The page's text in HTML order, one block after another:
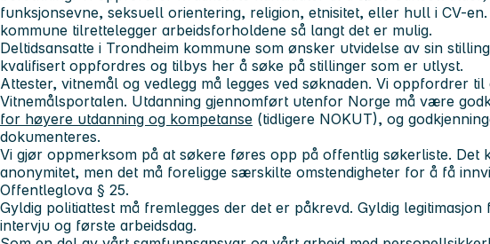
funksjonsevne, seksuell orientering, religion, etnisitet, eller hull i CV-
kommune tilrettelegger arbeidsforholdene så langt det er mulig.
Deltidsansatte i Trondheim kommune som ønsker utvidelse av sin
kvalifisert oppfordres og tilbys her å søke på stillinger som er utlyst.
Attester, vitnemål og vedlegg må legges ved søknaden. Vi oppfordrer til
Vitnemålsportalen. Utdanning gjennomført utenfor Norge må være
for høyere utdanning og kompetanse (tidligere NOKUT), og
dokumenteres.
Vi gjør oppmerksom på at søkere føres opp på offentlig søkerliste. Det
anonymitet, men det må foreligge særskilte omstendigheter for å få
Offentleglova § 25.
Gyldig politiattest må fremlegges der det er påkrevd. Gyldig legitimasjon
intervju og første arbeidsdag.